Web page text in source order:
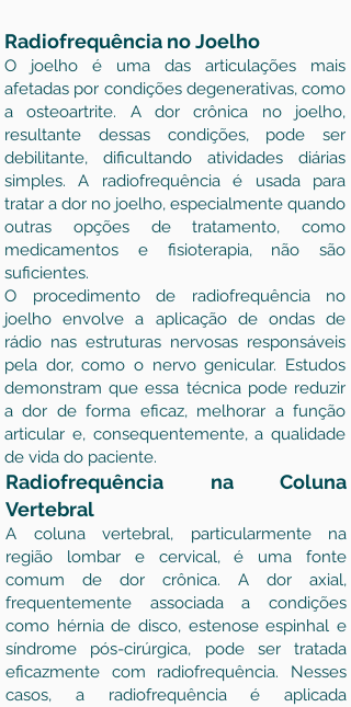
Radiofrequência no Joelho
O joelho é uma das articulações mais
afetadas por condições degenerativas, como
a osteoartrite. A dor crônica no joelho,
resultante dessas condições, pode ser
debilitante, dificultando atividades diárias
simples. A radiofrequência é usada para
tratar a dor no joelho, especialmente quando
outras opções de tratamento, como
medicamentos e fisioterapia, não são
suficientes.
O procedimento de radiofrequência no
joelho envolve a aplicação de ondas de
rádio nas estruturas nervosas responsáveis
pela dor, como o nervo genicular. Estudos
demonstram que essa técnica pode reduzir
a dor de forma eficaz, melhorar a função
articular e, consequentemente, a qualidade
de vida do paciente.
Radiofrequência na Coluna
Vertebral
A coluna vertebral, particularmente na
região lombar e cervical, é uma fonte
comum de dor crônica. A dor axial,
frequentemente associada a condições
como hérnia de disco, estenose espinhal e
síndrome pós-cirúrgica, pode ser tratada
eficazmente com radiofrequência. Nesses
casos, a radiofrequência é aplicada